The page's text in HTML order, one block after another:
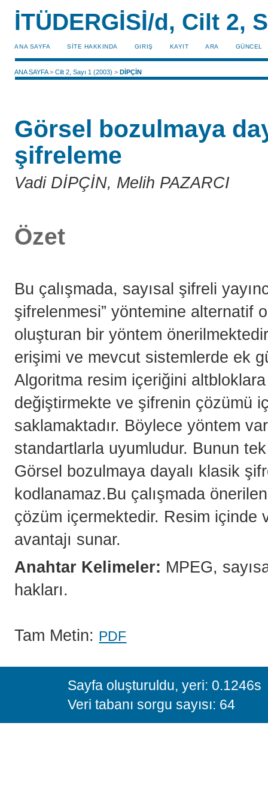
İTÜDERGİSİ/d, Cilt 2,
ANA SAYFA SİTE HAKKINDA GIRIŞ KAYIT ARA GÜNCEL
ANA SAYFA>Cilt 2, Sayı 1 (2003) >DİPÇİN
Görsel bozulmaya
şifreleme
Vadi DİPÇİN, Melih PAZARCI
Özet
Bu çalışmada, sayısal şifreli
şifrelenmesi” yöntemine alternatif
oluşturan bir yöntem
erişimi ve mevcut sistemlerde ek
Algoritma resim içeriğini
değiştirmekte ve şifrenin çözümü
saklamaktadır. Böylece yöntem
standartlarla uyumludur. Bunun
Görsel bozulmaya dayalı klasik
kodlanamaz.Bu çalışmada
çözüm içermektedir. Resim içinde
avantajı sunar.
Anahtar Kelimeler: MPEG,
hakları.
Tam Metin: PDF
Sayfa oluşturuldu, yeri: 0.1246s
Veri tabanı sorgu sayısı: 64